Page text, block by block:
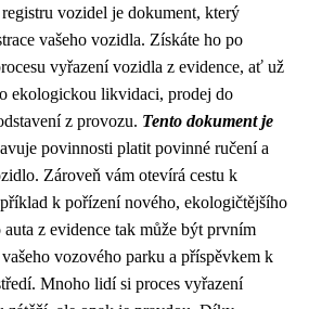
vozidel je dokument, který
vašeho vozidla. Získáte ho po
vyřazení vozidla z evidence, ať už
ekologickou likvidaci, prodej do
z provozu. Tento dokument je
povinnosti platit povinné ručení a
Zároveň vám otevírá cestu k
k pořízení nového, ekologičtějšího
z evidence tak může být prvním
vozového parku a příspěvkem k
Mnoho lidí si proces vyřazení